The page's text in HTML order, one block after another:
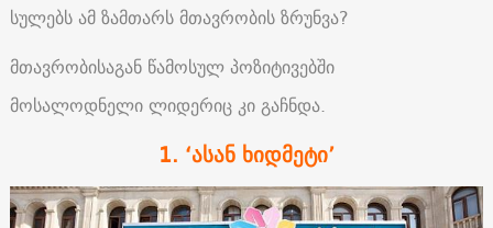
სულებს ამ ზამთარს მთავრობის ზრუნვა?
მთავრობისაგან წამოსულ პოზიტივებში
მოსალოდნელი ლიდერიც კი გაჩნდა.
1. ‘ასან ხიდმეტი’